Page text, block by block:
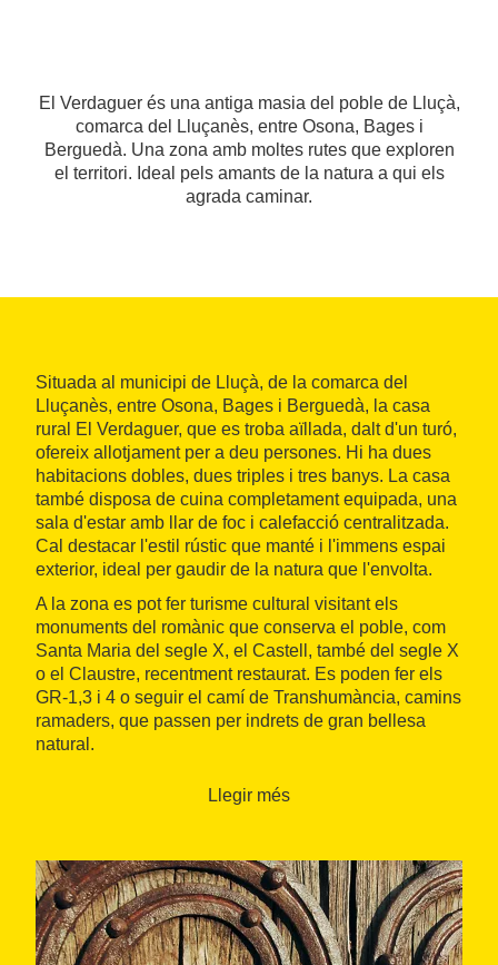
El Verdaguer és una antiga masia del poble de Lluçà,
comarca del Lluçanès, entre Osona, Bages i
Berguedà. Una zona amb moltes rutes que exploren
el territori. Ideal pels amants de la natura a qui els
agrada caminar.
Situada al municipi de Lluçà, de la comarca del
Lluçanès, entre Osona, Bages i Berguedà, la casa
rural El Verdaguer, que es troba aïllada, dalt d'un turó,
ofereix allotjament per a deu persones. Hi ha dues
habitacions dobles, dues triples i tres banys. La casa
també disposa de cuina completament equipada, una
sala d'estar amb llar de foc i calefacció centralitzada.
Cal destacar l'estil rústic que manté i l'immens espai
exterior, ideal per gaudir de la natura que l'envolta.
A la zona es pot fer turisme cultural visitant els
monuments del romànic que conserva el poble, com
Santa Maria del segle X, el Castell, també del segle X
o el Claustre, recentment restaurat. Es poden fer els
GR-1,3 i 4 o seguir el camí de Transhumància, camins
ramaders, que passen per indrets de gran bellesa
natural.
Llegir més